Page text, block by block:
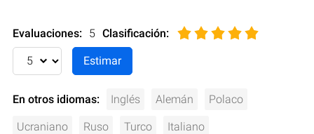
Evaluaciones: 5 Clasificación:
En otros idiomas: Inglés Alemán Polaco
Ucraniano Ruso Turco Italiano